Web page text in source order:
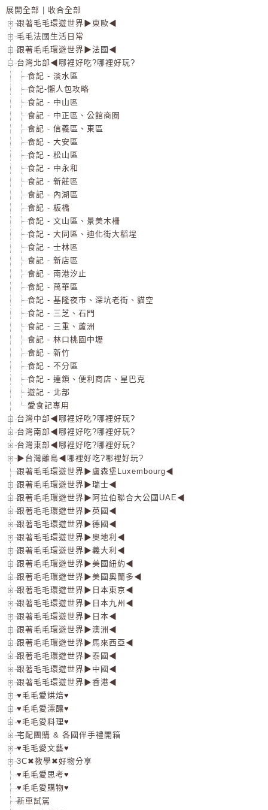
展開全部
收合全部
跟著毛毛環遊世界▶東歐◀
毛毛法國生活日常
跟著毛毛環遊世界▶法國◀
台灣北部◀哪裡好吃?哪裡好玩?
食記 - 淡水區
食記-懶人包攻略
食記 - 中山區
食記 - 中正區、公館商圈
食記 - 信義區、東區
食記 - 大安區
食記 - 松山區
食記 - 中永和
食記 - 新莊區
食記 - 內湖區
食記 - 板橋
食記 - 文山區、景美木柵
食記 - 大同區、迪化街大稻埕
食記 - 士林區
食記 - 新店區
食記 - 南港汐止
食記 - 萬華區
食記 - 基隆夜市、深坑老街、貓空
食記 - 三芝、石門
食記 - 三重、蘆洲
食記 - 林口桃園中壢
食記 - 新竹
食記 - 不分區
食記 - 連鎖、便利商店、星巴克
遊記 - 北部
愛食記專用
台灣中部◀哪裡好吃?哪裡好玩?
台灣南部◀哪裡好吃?哪裡好玩?
台灣東部◀哪裡好吃?哪裡好玩?
▶台灣離島◀哪裡好吃?哪裡好玩?
跟著毛毛環遊世界▶盧森堡Luxembourg◀
跟著毛毛環遊世界▶瑞士◀
跟著毛毛環遊世界▶阿拉伯聯合大公國UAE◀
跟著毛毛環遊世界▶英國◀
跟著毛毛環遊世界▶德國◀
跟著毛毛環遊世界▶奧地利◀
跟著毛毛環遊世界▶義大利◀
跟著毛毛環遊世界▶美國紐約◀
跟著毛毛環遊世界▶美國奧蘭多◀
跟著毛毛環遊世界▶日本東京◀
跟著毛毛環遊世界▶日本九州◀
跟著毛毛環遊世界▶日本◀
跟著毛毛環遊世界▶澳洲◀
跟著毛毛環遊世界▶馬來西亞◀
跟著毛毛環遊世界▶泰國◀
跟著毛毛環遊世界▶中國◀
跟著毛毛環遊世界▶香港◀
♥毛毛愛烘焙♥
♥毛毛愛漂釀♥
♥毛毛愛料理♥
宅配團購 & 各國伴手禮開箱
♥毛毛愛文藝♥
3C✖教學✖好物分享
♥毛毛愛思考♥
♥毛毛愛購物♥
新車試駕